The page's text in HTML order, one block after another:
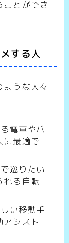
ことができ
する人
うな人々
電車やバ
に最適で
巡りたい
れる自転
い移動手
アシスト